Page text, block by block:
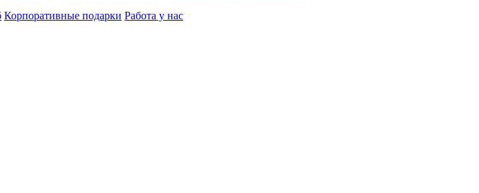
Корпоративные подарки Работа у нас